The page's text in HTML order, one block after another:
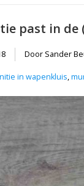
past in de
Door Sander
in wapenkluis,